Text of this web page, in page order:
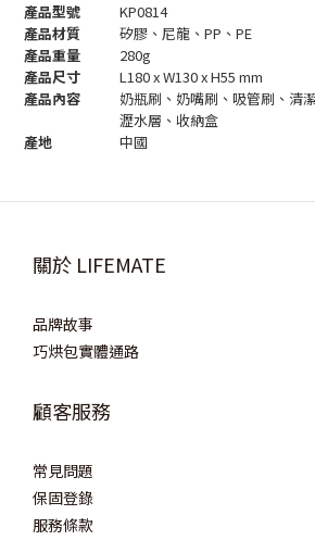
產品型號
KP0814
產品材質
矽膠、尼龍、PP、PE
產品重量
280g
產品尺寸
L180 x W130 x H55 mm
產品內容
奶瓶刷、奶嘴刷、吸管刷、清
瀝水層 、 收納盒
產地
中國
關於 LIFEMATE
品牌故事
巧烘包實體通路
顧客服務
常見問題
保固登錄
服務條款